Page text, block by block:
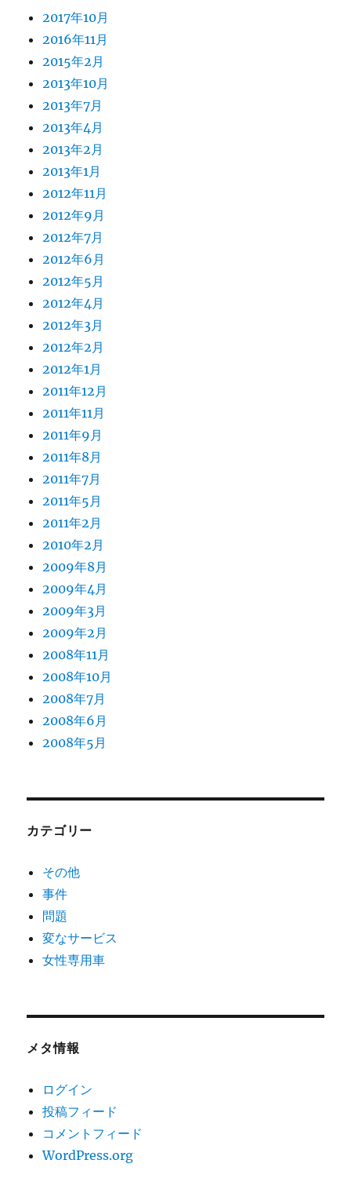
2017年10月
2016年11月
2015年2月
2013年10月
2013年7月
2013年4月
2013年2月
2013年1月
2012年11月
2012年9月
2012年7月
2012年6月
2012年5月
2012年4月
2012年3月
2012年2月
2012年1月
2011年12月
2011年11月
2011年9月
2011年8月
2011年7月
2011年5月
2011年2月
2010年2月
2009年8月
2009年4月
2009年3月
2009年2月
2008年11月
2008年10月
2008年7月
2008年6月
2008年5月
カテゴリー
その他
事件
問題
変なサービス
女性専用車
メタ情報
ログイン
投稿フィード
コメントフィード
WordPress.org